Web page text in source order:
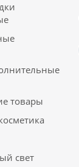
товары
свет